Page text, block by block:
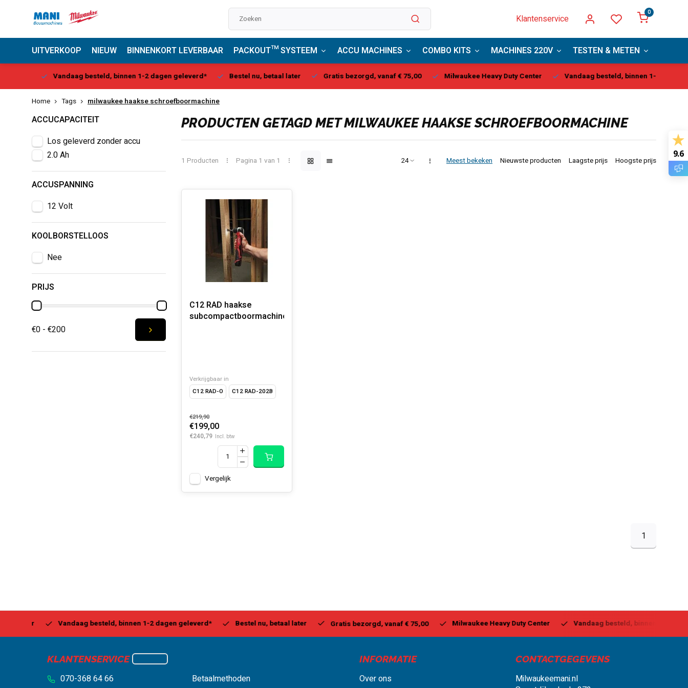
Klantenservice
0
UITVERKOOP NIEUW BINNENKORT LEVERBAAR PACKOUT™ SYSTEEM ACCU MACHINES COMBO KITS MACHINES 220V TESTEN & METEN
Vandaag besteld, binnen 1-2 dagen geleverd* Bestel nu, betaal later Gratis bezorgd, vanaf € 75,00 Milwaukee Heavy Duty Center Vandaag besteld, binnen 1-2 dagen
Home Tags milwaukee haakse schroefboormachine
ACCUCAPACITEIT
Los geleverd zonder accu
2.0 Ah
ACCUSPANNING
12 Volt
KOOLBORSTELLOOS
Nee
PRIJS
€0 - €200
PRODUCTEN GETAGD MET MILWAUKEE HAAKSE SCHROEFBOORMACHINE
1 Producten Pagina 1 van 1 Meest bekeken Nieuwste producten Laagste prijs Hoogste prijs
C12 RAD haakse
subcompactboormachine
Verkrijgbaar in
C12 RAD-O
C12 RAD-202B
€219,90
€199,00
€240,79 Incl. btw
Vergelijk
1
Vandaag besteld, binnen 1-2 dagen geleverd* Bestel nu, betaal later Gratis bezorgd, vanaf € 75,00 Milwaukee Heavy Duty Center Vandaag besteld, binnen 1-2 dagen
KLANTENSERVICE
070-368 64 66
Betaalmethoden
INFORMATIE
Over ons
CONTACTGEGEVENS
Milwaukeemani.nl
9.6